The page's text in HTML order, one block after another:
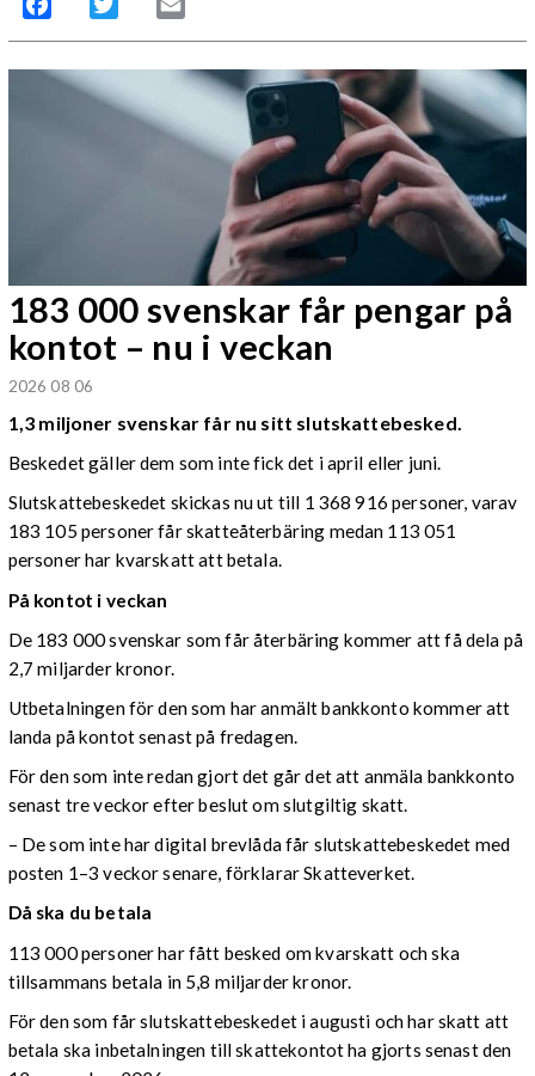
183 000 svenskar får pengar på
kontot – nu i veckan
2026 08 06
1,3 miljoner svenskar får nu sitt slutskattebesked.
Beskedet gäller dem som inte fick det i april eller juni.
Slutskattebeskedet skickas nu ut till 1 368 916 personer, varav
183 105 personer får skatteåterbäring medan 113 051
personer har kvarskatt att betala.
På kontot i veckan
De 183 000 svenskar som får återbäring kommer att få dela på
2,7 miljarder kronor.
Utbetalningen för den som har anmält bankkonto kommer att
landa på kontot senast på fredagen.
För den som inte redan gjort det går det att anmäla bankkonto
senast tre veckor efter beslut om slutgiltig skatt.
– De som inte har digital brevlåda får slutskattebeskedet med
posten 1–3 veckor senare, förklarar Skatteverket.
Då ska du betala
113 000 personer har fått besked om kvarskatt och ska
tillsammans betala in 5,8 miljarder kronor.
För den som får slutskattebeskedet i augusti och har skatt att
betala ska inbetalningen till skattekontot ha gjorts senast den